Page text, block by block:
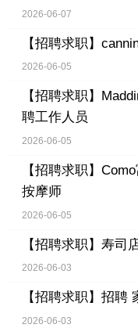
2026-06-07
【招聘求职】
2026-06-05
【招聘求职】
聘工作人员
2026-06-05
【招聘求职】
按摩师
2026-06-05
【招聘求职】 寿司
2026-06-03
【招聘求职】 招聘
2026-06-03